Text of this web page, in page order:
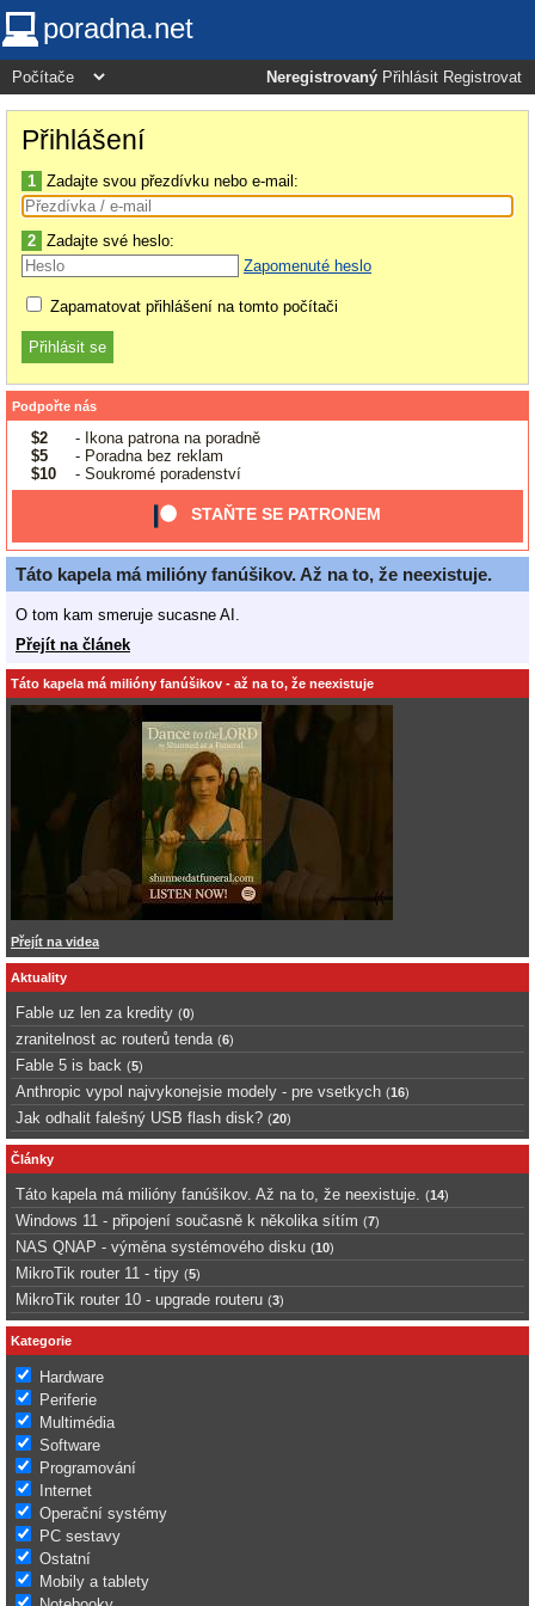
poradna.net
Neregistrovaný Přihlásit Registrovat
Přihlášení
1 Zadajte svou přezdívku nebo e-mail:
2 Zadajte své heslo:
Zapomenuté heslo
Zapamatovat přihlášení na tomto počítači
Podpořte nás
$2
- Ikona patrona na poradně
$5
- Poradna bez reklam
$10
- Soukromé poradenství
STAŇTE SE PATRONEM
Táto kapela má milióny fanúšikov. Až na to, že neexistuje.
O tom kam smeruje sucasne AI.
Přejít na článek
Táto kapela má milióny fanúšikov - až na to, že neexistuje
Přejít na videa
Aktuality
Fable uz len za kredity (0)
zranitelnost ac routerů tenda (6)
Fable 5 is back (5)
Anthropic vypol najvykonejsie modely - pre vsetkych (16)
Jak odhalit falešný USB flash disk? (20)
Články
Táto kapela má milióny fanúšikov. Až na to, že neexistuje. (14)
Windows 11 - připojení současně k několika sítím (7)
NAS QNAP - výměna systémového disku (10)
MikroTik router 11 - tipy (5)
MikroTik router 10 - upgrade routeru (3)
Kategorie
Hardware
Periferie
Multimédia
Software
Programování
Internet
Operační systémy
PC sestavy
Ostatní
Mobily a tablety